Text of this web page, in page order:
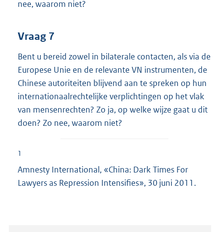
nee, waarom niet?
Vraag 7
Bent u bereid zowel in bilaterale contacten, als via de
Europese Unie en de relevante VN instrumenten, de
Chinese autoriteiten blijvend aan te spreken op hun
internationaalrechtelijke verplichtingen op het vlak
van mensenrechten? Zo ja, op welke wijze gaat u dit
doen? Zo nee, waarom niet?
1
Amnesty International, «China: Dark Times For
Lawyers as Repression Intensifies», 30 juni 2011.